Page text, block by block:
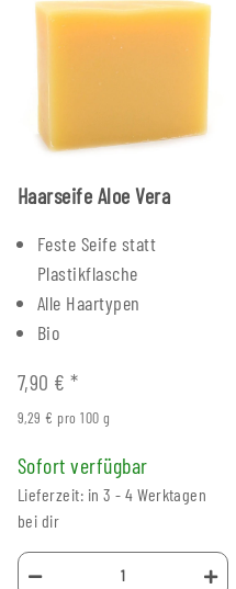
Haarseife Aloe Vera
Feste Seife statt
Plastikflasche
Alle Haartypen
Bio
7,90 €*
9,29 € pro 100 g
Sofort verfügbar
Lieferzeit: in 3 - 4 Werktagen
bei dir